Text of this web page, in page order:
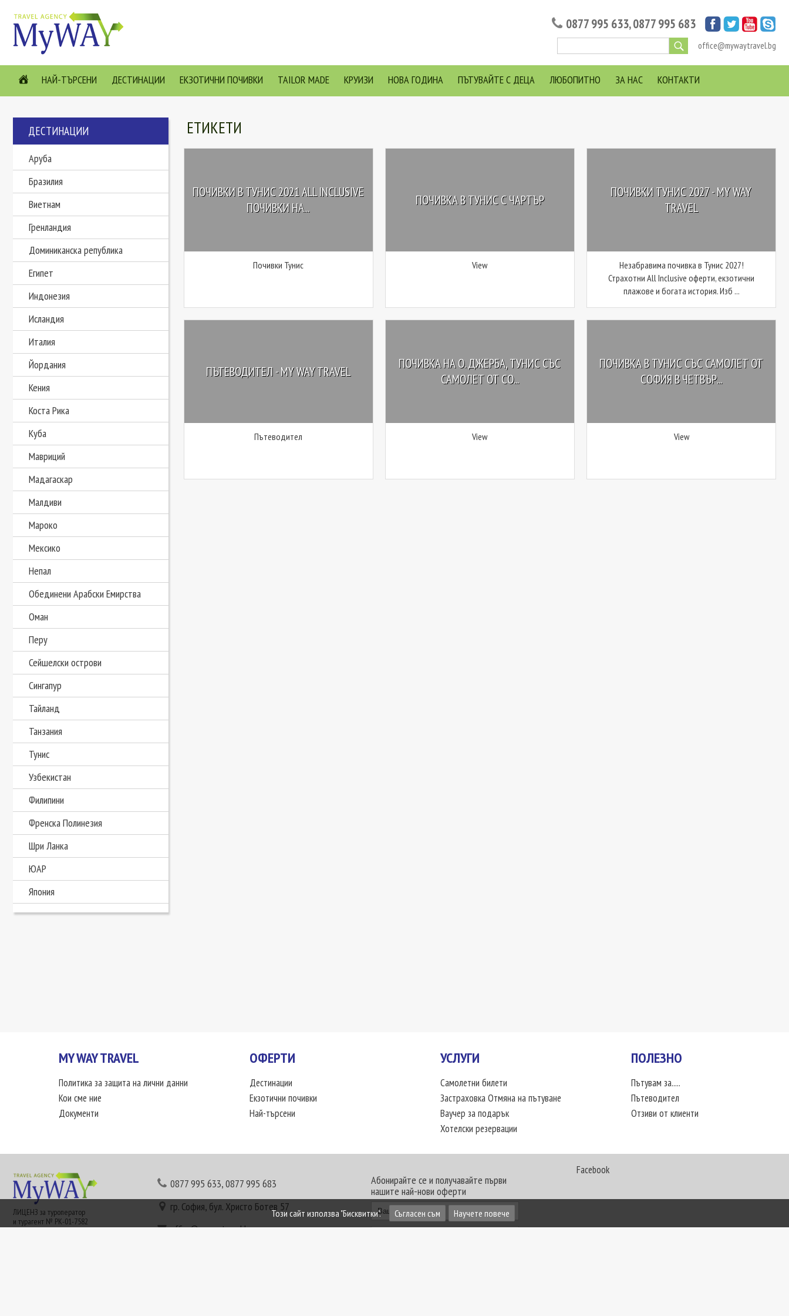
0877 995 633,0877 995 683
office@mywaytravel.bg
НАЙ-ТЪРСЕНИ ДЕСТИНАЦИИ ЕКЗОТИЧНИ ПОЧИВКИ TAILOR MADE КРУИЗИ НОВА ГОДИНА ПЪТУВАЙТЕ С ДЕЦА ЛЮБОПИТНО ЗА НАС КОНТАКТИ
ДЕСТИНАЦИИ
Аруба
Бразилия
Виетнам
Гренландия
Доминиканска република
Египет
Индонезия
Исландия
Италия
Йордания
Кения
Коста Рика
Куба
Мавриций
Мадагаскар
Малдиви
Мароко
Мексико
Непал
Обединени Арабски Емирства
Оман
Перу
Сейшелски острови
Сингапур
Тайланд
Танзания
Тунис
Узбекистан
Филипини
Френска Полинезия
Шри Ланка
ЮАР
Япония
ЕТИКЕТИ
ПОЧИВКИ В ТУНИС 2021 ALL INCLUSIVE
ПОЧИВКИ НА...
Почивки Тунис
ПОЧИВКА В ТУНИС С ЧАРТЪР
View
ПОЧИВКИ ТУНИС 2027 - MY WAY
TRAVEL
Незабравима почивка в Тунис 2027!
Страхотни All Inclusive оферти, екзотични
плажове и богата история. Изб ...
ПЪТЕВОДИТЕЛ - MY WAY TRAVEL
Пътеводител
ПОЧИВКА НА О. ДЖЕРБА, ТУНИС СЪС
САМОЛЕТ ОТ СО...
View
ПОЧИВКА В ТУНИС СЪС САМОЛЕТ ОТ
СОФИЯ В ЧЕТВЪР...
View
MY WAY TRAVEL
Политика за защита на лични данни
Кои сме ние
Документи
ОФЕРТИ
Дестинации
Екзотични почивки
Най-търсени
УСЛУГИ
Самолетни билети
Застраховка Отмяна на пътуване
Ваучер за подарък
Хотелски резервации
ПОЛЕЗНО
Пътувам за.....
Пътеводител
Отзиви от клиенти
ЛИЦЕНЗ за туроператор
и турагент № РК-01-7582
0877 995 633,0877 995 683
гр. София, бул. Христо Ботев 57
office@mywaytravel.bg
Абонирайте се и получавайте първи
нашите най-нови оферти
Facebook
Този сайт използва "Бисквитки". Съгласен съм Научете повече